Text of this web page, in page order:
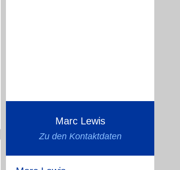
Marc Lewis
Zu den Kontaktdaten